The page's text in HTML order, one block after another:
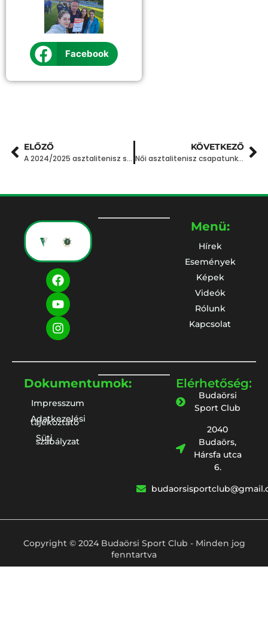
Facebook
ELŐZŐ
A 2024/2025 asztalitenisz sportszezon eddigi eredményei és hátralévő eseményei a Budaörsi Sport Club-nál
KÖVETKEZŐ
Női asztalitenisz csapatunk Európa Kupa elődöntő győzelme
Menü:
Hírek
Események
Képek
Videók
Rólunk
Kapcsolat
Dokumentumok:
Impresszum
Adatkezelési
tájékoztató
Süti
szabályzat
Elérhetőség:
Budaörsi
Sport Club
2040
Budaörs,
Hársfa utca
6.
Copyright © 2024 Budaörsi Sport Club - Minden jog
fenntartva